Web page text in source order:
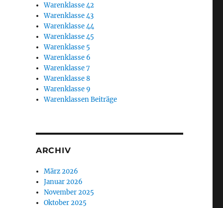
Warenklasse 42
Warenklasse 43
Warenklasse 44
Warenklasse 45
Warenklasse 5
Warenklasse 6
Warenklasse 7
Warenklasse 8
Warenklasse 9
Warenklassen Beiträge
ARCHIV
März 2026
Januar 2026
November 2025
Oktober 2025